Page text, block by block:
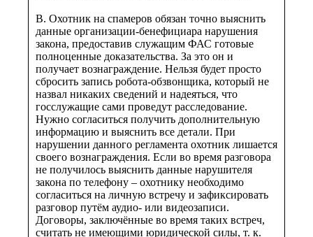
В. Охотник на спамеров обязан точно выяснить
данные организации-бенефициара нарушения
закона, предоставив служащим ФАС готовые
полноценные доказательства. За это он и
получает вознаграждение. Нельзя будет просто
сбросить запись робота-обзвонщика, который не
назвал никаких сведений и надеяться, что
госслужащие сами проведут расследование.
Нужно согласиться получить дополнительную
информацию и выяснить все детали. При
нарушении данного регламента охотник лишается
своего вознаграждения. Если во время разговора
не получилось выяснить данные нарушителя
закона по телефону – охотнику необходимо
согласиться на личную встречу и зафиксировать
разговор путём аудио- или видеозаписи.
Договоры, заключённые во время таких встреч,
считать не имеющими юридической силы, т. к.